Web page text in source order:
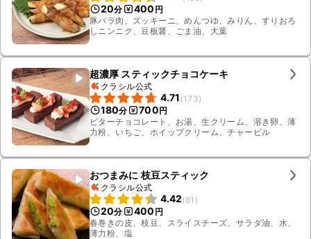
20分 400 円
豚バラ肉、ズッキーニ、めんつゆ、みりん、すりおろ
しニンニク、豆板醤、ごま油、大葉
超濃厚 スティックチョコケーキ
クラシル公式
4.71(173)
180分 700円
ビターチョコレート、お湯、生クリーム、溶き卵、薄
力粉、いちご、ホイップクリーム、チャービル
おつまみに 枝豆スティック
クラシル公式
4.42(81 )
20分 400 円
春巻きの皮、枝豆、スライスチーズ、サラダ油、水、
薄力粉、塩